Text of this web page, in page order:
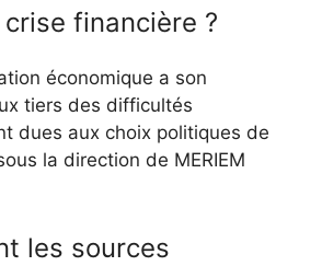
financière ?
économique a son
tiers des difficultés
dues aux choix politiques de
la direction de MERIEM
les sources